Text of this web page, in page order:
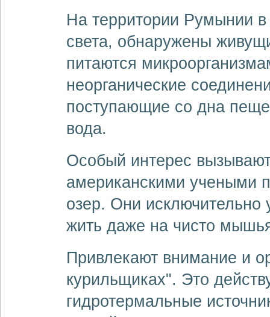
На территории Румынии
света, обнаружены
питаются
неорганические
поступающие со дна
вода.
Особый интерес
американскими учеными
озер. Они исключительно
жить даже на чисто
Привлекают внимание и
курильщиках". Это
гидротермальные